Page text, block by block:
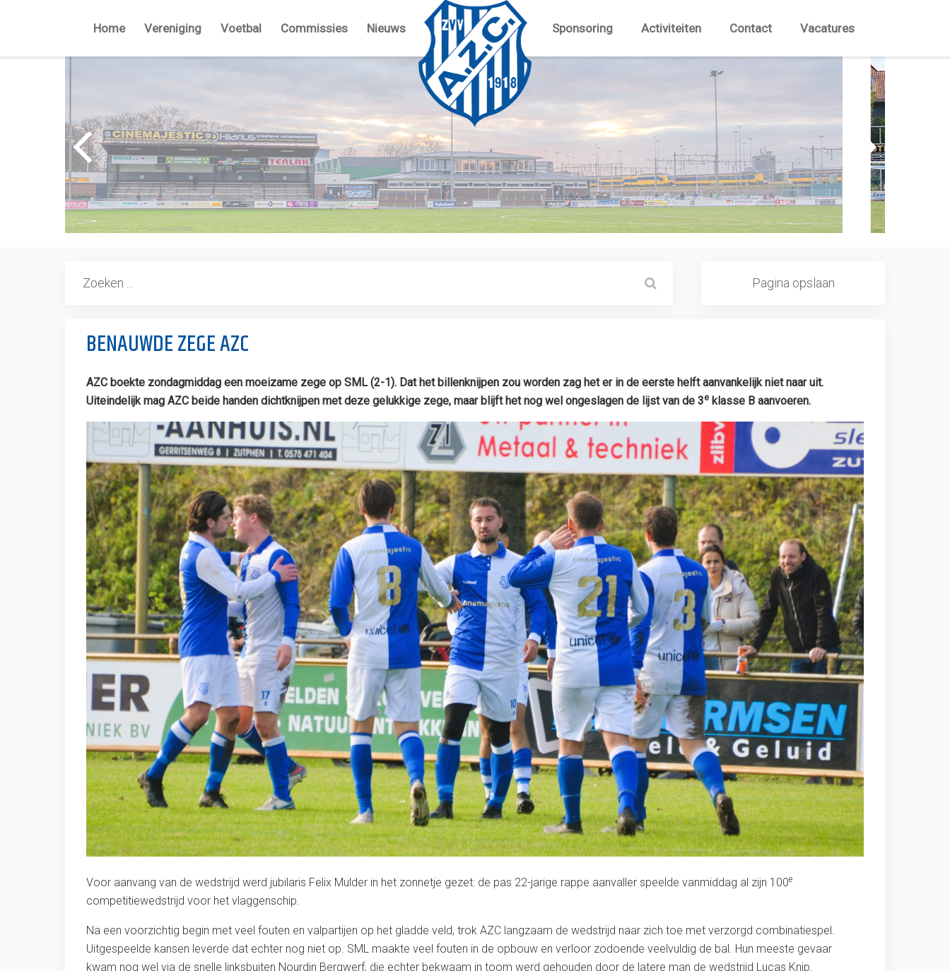
Home Vereniging Voetbal Commissies Nieuws Sponsoring Activiteiten Contact Vacatures
Pagina opslaan
BENAUWDE ZEGE AZC
AZC boekte zondagmiddag een moeizame zege op SML (2-1). Dat het billenknijpen zou worden zag het er in de eerste helft aanvankelijk niet naar uit.
Uiteindelijk mag AZC beide handen dichtknijpen met deze gelukkige zege, maar blijft het nog wel ongeslagen de lijst van de 3e klasse B aanvoeren.
Voor aanvang van de wedstrijd werd jubilaris Felix Mulder in het zonnetje gezet: de pas 22-jarige rappe aanvaller speelde vanmiddag al zijn 100e
competitiewedstrijd voor het vlaggenschip.
Na een voorzichtig begin met veel fouten en valpartijen op het gladde veld, trok AZC langzaam de wedstrijd naar zich toe met verzorgd combinatiespel.
Uitgespeelde kansen leverde dat echter nog niet op. SML maakte veel fouten in de opbouw en verloor zodoende veelvuldig de bal. Hun meeste gevaar
kwam nog wel via de snelle linksbuiten Nourdin Bergwerf, die echter bekwaam in toom werd gehouden door de latere man de wedstrijd Lucas Knip.